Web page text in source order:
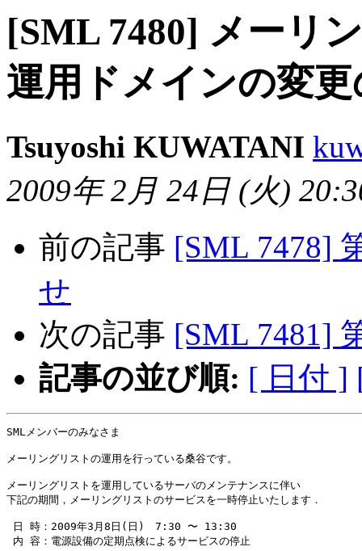
[SML 7480] メーリ
運用ドメインの変
Tsuyoshi KUWATANI
2009年 2月 24日 (火)
前の記事 [SML 7478]
せ
次の記事 [SML 7481]
記事の並び順: [ 日付 ]
SMLメンバーのみなさま
メーリングリストの運用を行っている桑谷です。
メーリングリストを運用しているサーバのメンテナンスに伴い
下記の期間，メーリングリストのサービスを一時停止いたします．
日 時：2009年3月8日(日)　7:30 〜 13:30
内 容：電源設備の定期点検によるサービスの停止